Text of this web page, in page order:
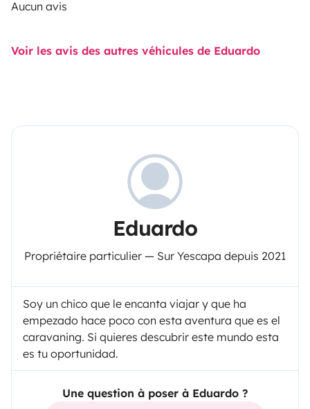
Aucun avis
Voir les avis des autres véhicules de Eduardo
Eduardo
Propriétaire particulier — Sur Yescapa depuis 2021
Soy un chico que le encanta viajar y que ha
empezado hace poco con esta aventura que es el
caravaning. Si quieres descubrir este mundo esta
es tu oportunidad.
Une question à poser à Eduardo ?